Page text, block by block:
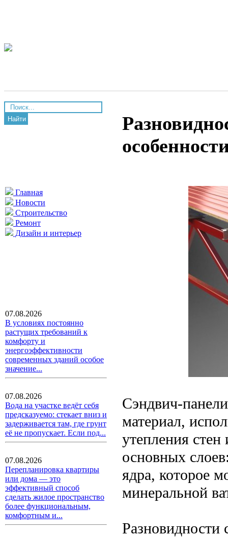
Найти
Главная
Новости
Строительство
Ремонт
Дизайн и интерьер
07.08.2026
В условиях постоянно
растущих требований к
комфорту и
энергоэффективности
современных зданий особое
значение...
07.08.2026
Вода на участке ведёт себя
предсказуемо: стекает вниз и
задерживается там, где грунт
её не пропускает. Если под...
07.08.2026
Перепланировка квартиры
или дома — это
эффективный способ
сделать жилое пространство
более функциональным,
комфортным и...
Сэндвич-
материал,
утепления
основных
ядра, которое
минеральной
Разновидности